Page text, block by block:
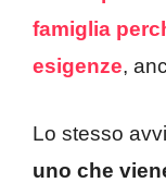
famiglia
esigenze,
Lo stesso
uno che